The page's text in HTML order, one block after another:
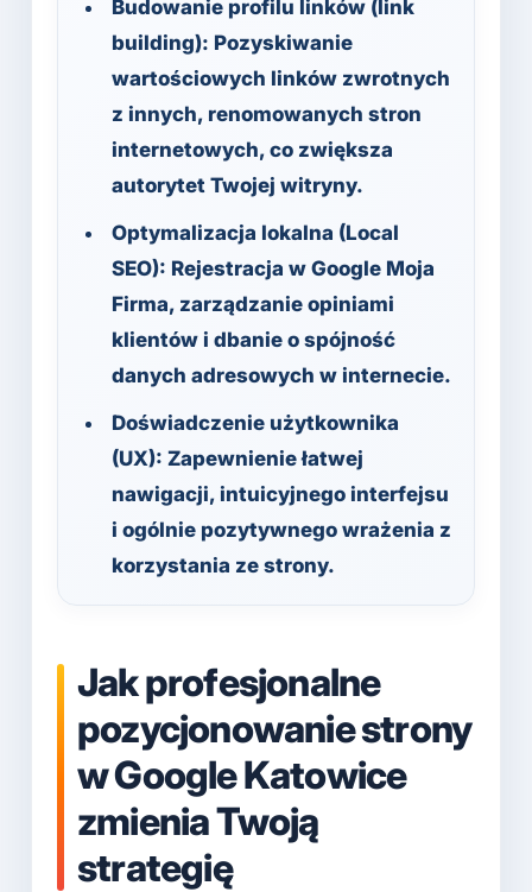
Budowanie profilu linków (link
building): Pozyskiwanie
wartościowych linków zwrotnych
z innych, renomowanych stron
internetowych, co zwiększa
autorytet Twojej witryny.
Optymalizacja lokalna (Local
SEO): Rejestracja w Google Moja
Firma, zarządzanie opiniami
klientów i dbanie o spójność
danych adresowych w internecie.
Doświadczenie użytkownika
(UX): Zapewnienie łatwej
nawigacji, intuicyjnego interfejsu
i ogólnie pozytywnego wrażenia z
korzystania ze strony.
Jak profesjonalne
pozycjonowanie strony
w Google Katowice
zmienia Twoją
strategię